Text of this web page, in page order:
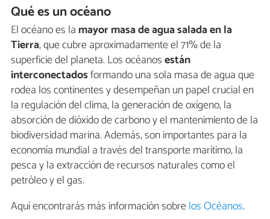
Qué es un océano
El océano es la mayor masa de agua salada en la
Tierra, que cubre aproximadamente el 71% de la
superficie del planeta. Los océanosestán
interconectadosformando una sola masa de agua que
rodea los continentes y desempeñan un papel crucial en
la regulación del clima, la generación de oxígeno, la
absorción de dióxido de carbono y el mantenimiento de la
biodiversidad marina. Además, son importantes para la
economía mundial a través del transporte marítimo, la
pesca y la extracción de recursos naturales como el
petróleo y el gas.
Aquí encontrarás más información sobrelos Océanos.